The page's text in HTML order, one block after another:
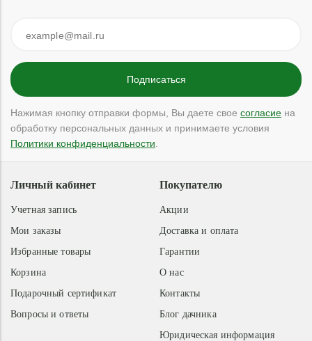
Нажимая кнопку отправки формы, Вы даете свое согласие на
обработку персональных данных и принимаете условия
Политики конфиденциальности
Покупателю
Акции
Доставка и оплата
Гарантии
О нас
Контакты
Блог дачника
Юридическая информация
Личный кабинет
Учетная запись
Мои заказы
Избранные товары
Корзина
Подарочный сертификат
Вопросы и ответы